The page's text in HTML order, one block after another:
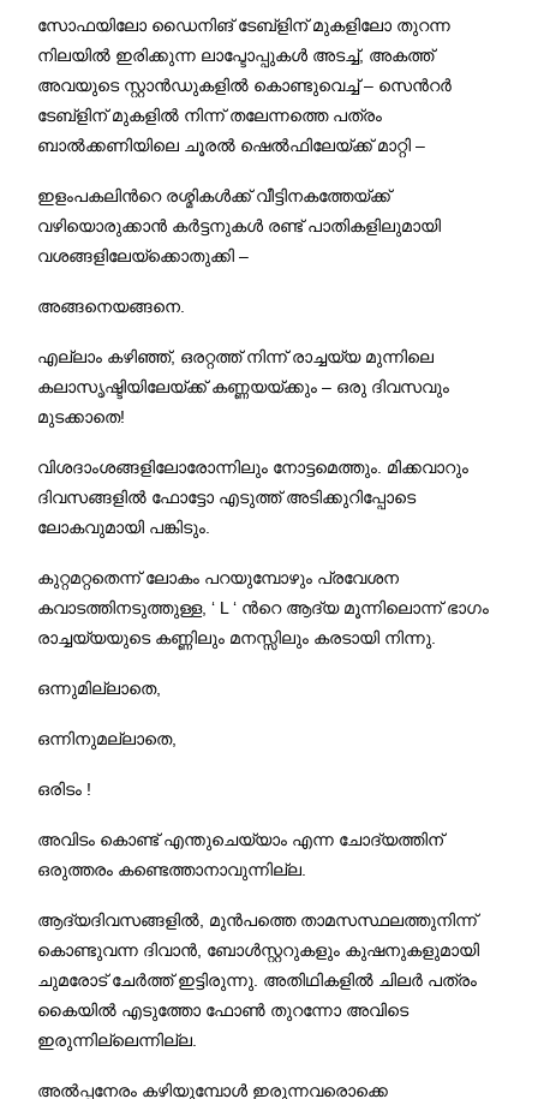
സോഫയിലോ ഡൈനിങ് ടേബ്ളിന് മുകളിലോ തുറന്ന
നിലയിൽ ഇരിക്കുന്ന ലാപ്ടോപ്പുകൾ അടച്ച്, അകത്ത്
അവയുടെ സ്റ്റാൻഡുകളില്‍ കൊണ്ടുവെച്ച് – സെന്‍റര്‍
ടേബ്ളിന് മുകളിൽ നിന്ന് തലേന്നത്തെ പത്രം
ബാൽക്കണിയിലെ ചൂരല്‍ ഷെൽഫിലേയ്ക്ക് മാറ്റി –
ഇളംപകലിന്‍റെ രശ്മികൾക്ക് വീട്ടിനകത്തേയ്ക്ക്
വഴിയൊരുക്കാന്‍ കർട്ടനുകൾ രണ്ട് പാതികളിലുമായി
വശങ്ങളിലേയ്ക്കൊതുക്കി –
അങ്ങനെയങ്ങനെ.
എല്ലാം കഴിഞ്ഞ്, ഒരറ്റത്ത് നിന്ന് രാച്ചയ്യ മുന്നിലെ
കലാസൃഷ്ടിയിലേയ്ക്ക് കണ്ണയയ്ക്കും – ഒരു ദിവസവും
മുടക്കാതെ!
വിശദാംശങ്ങളിലോരോന്നിലും നോട്ടമെത്തും. മിക്കവാറും
ദിവസങ്ങളില്‍ ഫോട്ടോ എടുത്ത് അടിക്കുറിപ്പോടെ
ലോകവുമായി പങ്കിടും.
കുറ്റമറ്റതെന്ന് ലോകം പറയുമ്പോഴും പ്രവേശന
കവാടത്തിനടുത്തുള്ള, ‘ L ‘ ന്‍റെ ആദ്യ മൂന്നിലൊന്ന് ഭാഗം
രാച്ചയ്യയുടെ കണ്ണിലും മനസ്സിലും കരടായി നിന്നു.
ഒന്നുമില്ലാതെ,
ഒന്നിനുമല്ലാതെ,
ഒരിടം !
അവിടം കൊണ്ട് എന്തുചെയ്യാം എന്ന ചോദ്യത്തിന്
ഒരുത്തരം കണ്ടെത്താനാവുന്നില്ല.
ആദ്യദിവസങ്ങളില്‍, മുന്‍പത്തെ താമസസ്ഥലത്തുനിന്ന്
കൊണ്ടുവന്ന ദിവാന്‍, ബോള്‍സ്റ്ററുകളും കുഷനുകളുമായി
ചുമരോട് ചേര്‍ത്ത് ഇട്ടിരുന്നു. അതിഥികളില്‍ ചിലര്‍ പത്രം
കൈയില്‍ എടുത്തോ ഫോണ്‍ തുറന്നോ അവിടെ
ഇരുന്നില്ലെന്നില്ല.
അല്‍പ്പനേരം കഴിയുമ്പോള്‍ ഇരുന്നവരൊക്കെ